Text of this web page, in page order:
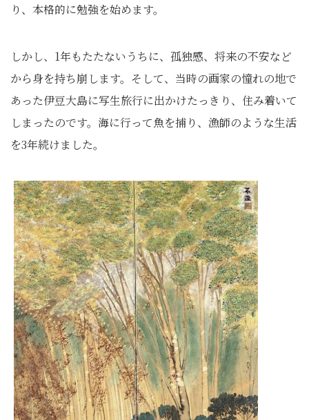
り、本格的に勉強を始めます。
しかし、1年もたたないうちに、孤独感、将来の不安など
から身を持ち崩します。そして、当時の画家の憧れの地で
あった伊豆大島に写生旅行に出かけたっきり、住み着いて
しまったのです。海に行って魚を捕り、漁師のような生活
を3年続けました。